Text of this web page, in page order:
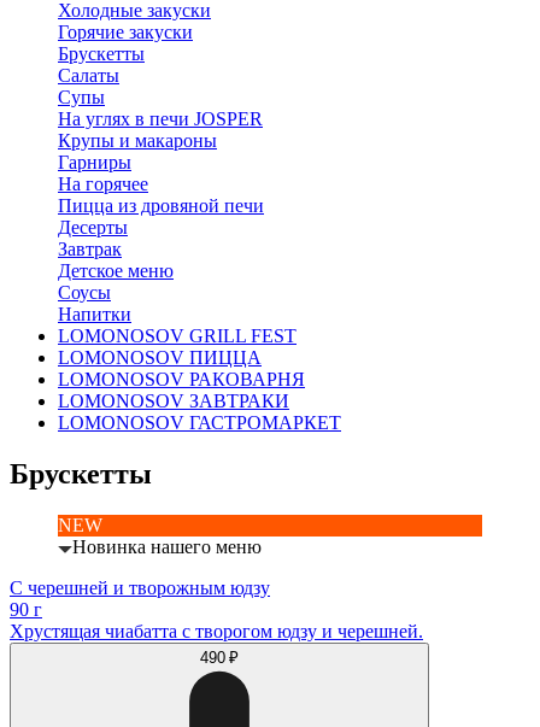
Холодные закуски
Горячие закуски
Брускетты
Салаты
Супы
На углях в печи JOSPER
Крупы и макароны
Гарниры
На горячее
Пицца из дровяной печи
Десерты
Завтрак
Детское меню
Соусы
Напитки
LOMONOSOV GRILL FEST
LOMONOSOV ПИЦЦА
LOMONOSOV РАКОВАРНЯ
LOMONOSOV ЗАВТРАКИ
LOMONOSOV ГАСТРОМАРКЕТ
Брускетты
NEW
Новинка нашего меню
С черешней и творожным юдзу
90 г
Хрустящая чиабатта с творогом юдзу и черешней.
490 ₽